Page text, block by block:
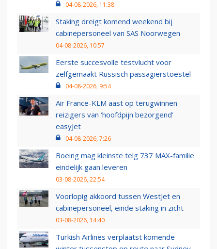
04-08-2026, 11:38
Staking dreigt komend weekend bij
cabinepersoneel van SAS Noorwegen
04-08-2026, 10:57
Eerste succesvolle testvlucht voor
zelfgemaakt Russisch passagierstoestel
04-08-2026, 9:54
Air France-KLM aast op terugwinnen
reizigers van ‘hoofdpijn bezorgend’
easyJet
04-08-2026, 7:26
Boeing mag kleinste telg 737 MAX-familie
eindelijk gaan leveren
03-08-2026, 22:54
Voorlopig akkoord tussen WestJet en
cabinepersoneel, einde staking in zicht
03-08-2026, 14:40
Turkish Airlines verplaatst komende